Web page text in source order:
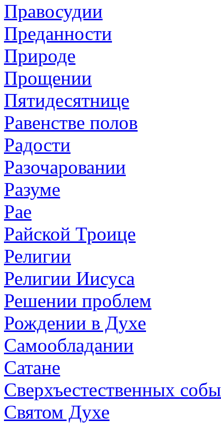
Правосудии
Преданности
Природе
Прощении
Пятидесятнице
Равенстве полов
Радости
Разочаровании
Разуме
Рае
Райской Троице
Религии
Религии Иисуса
Решении проблем
Рождении в Духе
Самообладании
Сатане
Сверхъестественных
Святом Духе